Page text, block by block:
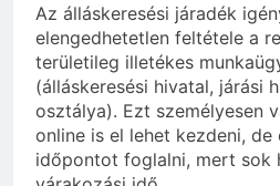
Az álláskeresési járadék
elengedhetetlen feltétele a
területileg illetékes
(álláskeresési hivatal, járási
osztálya). Ezt személyesen
online is el lehet kezdeni, de
időpontot foglalni, mert sok